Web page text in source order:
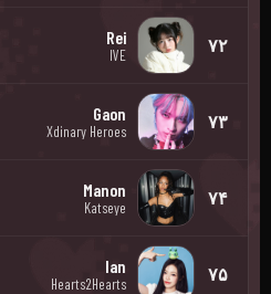
۷۲ Rei
IVE
۷۳ Gaon
Xdinary Heroes
۷۴ Manon
Katseye
۷۵ Ian
Hearts2Hearts